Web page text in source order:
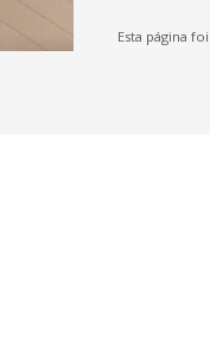
Esta página